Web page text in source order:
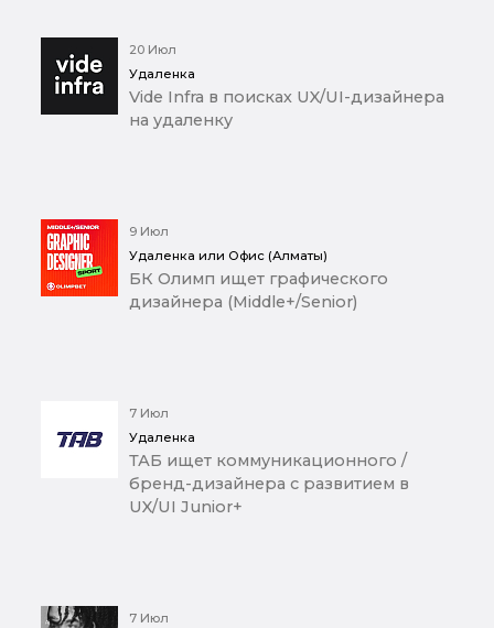
20 Июл
Удаленка
Vide Infra в поисках UX/UI-дизайнера
на удаленку
9 Июл
Удаленка или Офис (Алматы)
БК Олимп ищет графического
дизайнера (Middle+/Senior)
7 Июл
Удаленка
ТАБ ищет коммуникационного /
бренд-дизайнера с развитием в
UX/UI Junior+
7 Июл